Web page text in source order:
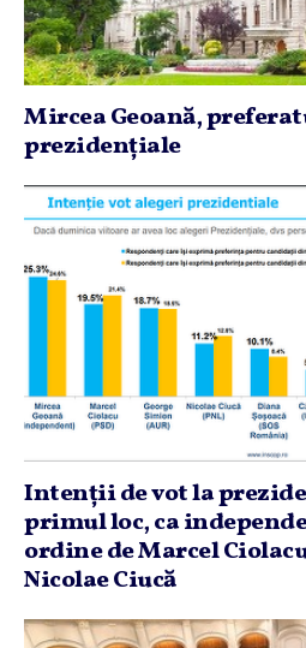
Mircea Geoană,
prezidenţiale
Intenţii de vot la
primul loc, ca
ordine de Marcel
Nicolae Ciucă